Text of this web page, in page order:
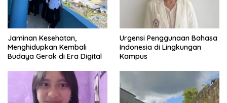
Jaminan Kesehatan,
Menghidupkan Kembali
Budaya Gerak di Era Digital
Urgensi Penggunaan Bahasa
Indonesia di Lingkungan
Kampus